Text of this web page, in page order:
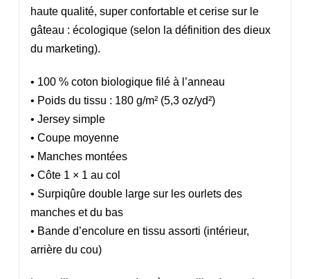
haute qualité, super confortable et cerise sur le
gâteau : écologique (selon la définition des dieux
du marketing).
• 100 % coton biologique filé à l’anneau
• Poids du tissu : 180 g/m² (5,3 oz/yd²)
• Jersey simple
• Coupe moyenne
• Manches montées
• Côte 1 × 1 au col
• Surpiqûre double large sur les ourlets des
manches et du bas
• Bande d’encolure en tissu assorti (intérieur,
arrière du cou)